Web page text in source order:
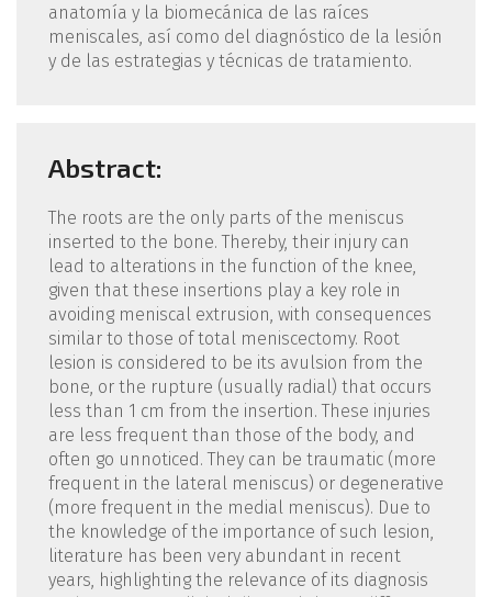
anatomía y la biomecánica de las raíces
meniscales, así como del diagnóstico de la lesión
y de las estrategias y técnicas de tratamiento.
Abstract:
The roots are the only parts of the meniscus
inserted to the bone. Thereby, their injury can
lead to alterations in the function of the knee,
given that these insertions play a key role in
avoiding meniscal extrusion, with consequences
similar to those of total meniscectomy. Root
lesion is considered to be its avulsion from the
bone, or the rupture (usually radial) that occurs
less than 1 cm from the insertion. These injuries
are less frequent than those of the body, and
often go unnoticed. They can be traumatic (more
frequent in the lateral meniscus) or degenerative
(more frequent in the medial meniscus). Due to
the knowledge of the importance of such lesion,
literature has been very abundant in recent
years, highlighting the relevance of its diagnosis